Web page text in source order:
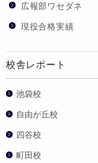
広報部ワセダネ
現役合格実績
校舎レポート
池袋校
自由が丘校
四谷校
町田校